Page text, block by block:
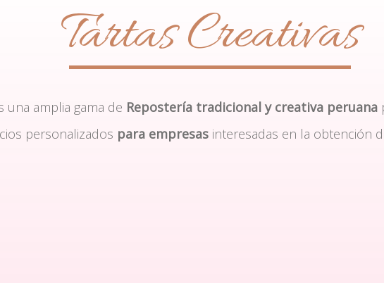
Tartas Creativas
una amplia gama de Repostería tradicional y creativa peruana
personalizados para empresas interesadas en la obtención